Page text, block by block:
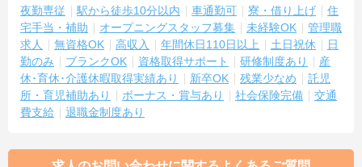
夜勤専従 駅から徒歩10分以内 車通勤可 寮・借り上げ
住
宅手当・補助
オープニングスタッフ募集 未経験OK
管理職
求人
無資格OK 高収入 年間休日110日以上 土日祝休
日
勤のみ
ブランクOK 資格取得サポート 研修制度あり
産
休･育休･介護休暇取得実績あり
新卒OK 残業少なめ
託児
所・育児補助あり
ボーナス・賞与あり 社会保険完備
交通
費支給
退職金制度あり